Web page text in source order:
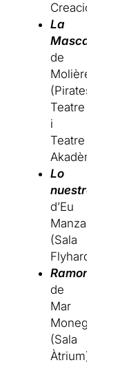
Creacions)
La
Mascarada
de
Molière
(Pirates
Teatre
i
Teatre
Akadèmia)
Lo
nuestro
d’Eu
Manzanares
(Sala
Flyhard)
Ramon
de
Mar
Monegal
(Sala
Àtrium)